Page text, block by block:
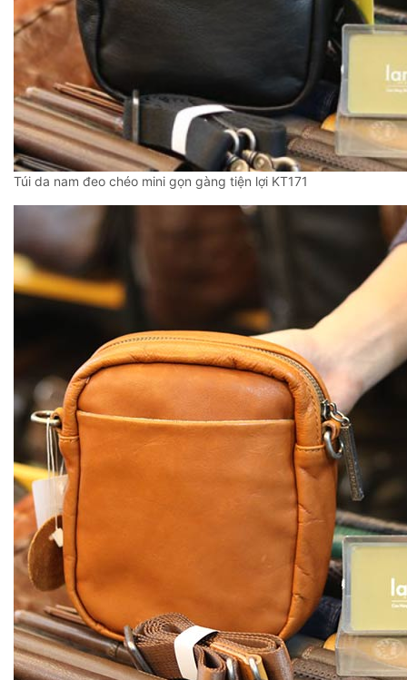
Túi da nam đeo chéo mini gọn gàng tiện lợi KT171